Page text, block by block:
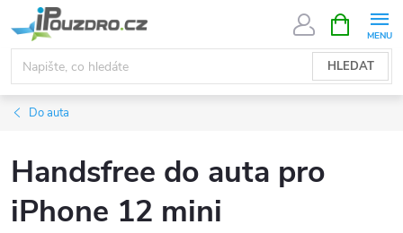
na
obsah
HLEDAT
NÁKUPNÍ
KOŠÍK
Do auta
Handsfree do auta pro
iPhone 12 mini